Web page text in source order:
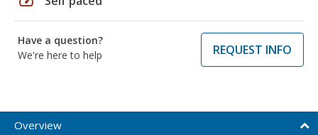
Have a question?
We're here to help
REQUEST INFO
Overview